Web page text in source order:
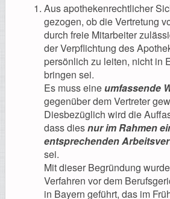
Aus apothekenrechtlicher
gezogen, ob die Vertretung
durch freie Mitarbeiter
der Verpflichtung des
persönlich zu leiten, nicht in
bringen sei.
Es muss eineumfassende
gegenüber dem Vertreter
Diesbezüglich wird die
dass diesnur im Rahmen
entsprechenden
sei.
Mit dieser Begründung
Verfahren vor dem
in Bayern geführt, das im